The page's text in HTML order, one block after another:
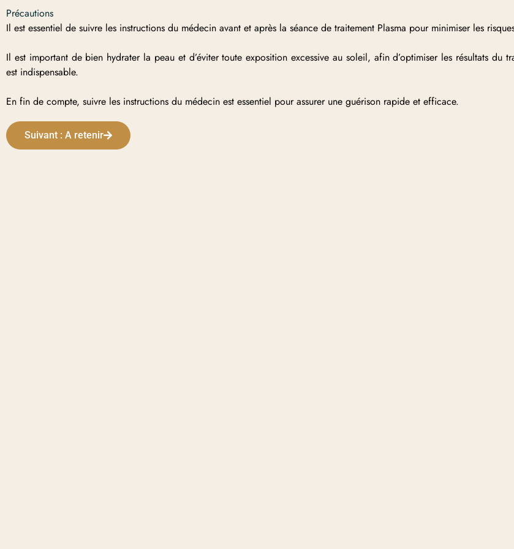
Précautions
Il est essentiel de suivre les instructions du médecin avant et après la séance de traitement Plasma pour minimiser les
Il est important de bien hydrater la peau et d’éviter toute exposition excessive au soleil, afin d’optimiser les résultats du
est indispensable.
En fin de compte, suivre les instructions du médecin est essentiel pour assurer une guérison rapide et efficace.
Suivant : A retenir